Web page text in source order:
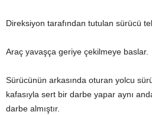
Direksiyon tarafından tutulan sürücü
Araç yavaşça geriye çekilmeye baslar.
Sürücünün arkasında oturan yolcu
kafasıyla sert bir darbe yapar aynı
darbe almıştır.